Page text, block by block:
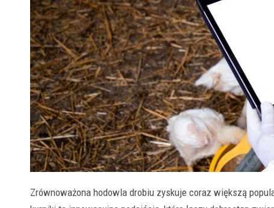
Zrównoważona hodowla drobiu zyskuje coraz większą